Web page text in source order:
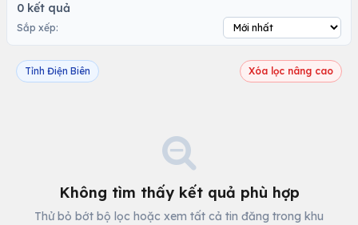
0 kết quả
Sắp xếp:
Tỉnh Điện Biên Xóa lọc nâng cao
Không tìm thấy kết quả phù hợp
Thử bỏ bớt bộ lọc hoặc xem tất cả tin đăng trong khu